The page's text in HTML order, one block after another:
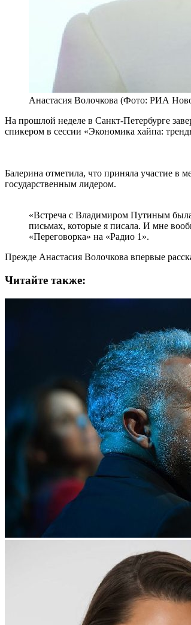
Анастасия Волочкова (Фото: РИА
На прошлой неделе в Санкт-Петербурге
спикером в сессии «Экономика хайпа:
Балерина отметила, что приняла участие в
государственным лидером.
«Встреча с Владимиром Путиным
письмах, которые я писала. И мне
«Переговорка» на «Радио 1».
Прежде Анастасия Волочкова впервые
Читайте также: